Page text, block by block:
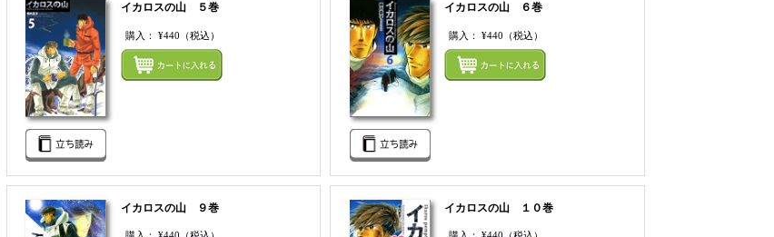
まとめてカートにいれる
イカロスの山 ５巻
購入： ¥440 （税込）
まとめてカートにいれる
イカロスの山 ６巻
購入：¥440 （税込）
イカロスの山 ９巻 イカロスの山 １０巻